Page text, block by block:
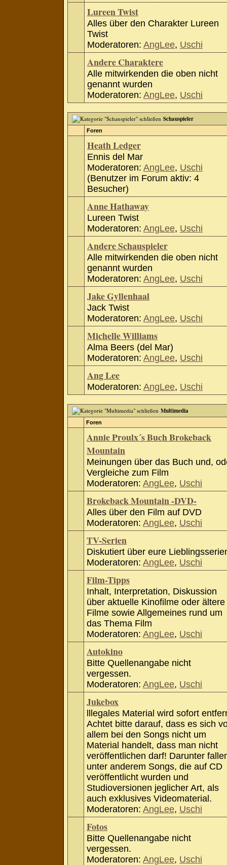
Lureen Twist
Alles über den Charakter Lureen
Twist
Moderatoren: AngLee, Uschi
Andere Charaktere
Alle mitwirkenden die oben nicht
genannt wurden
Moderatoren: AngLee, Uschi
Schauspieler
Foren
Heath Ledger
Ennis del Mar
Moderatoren: AngLee, Uschi
(Benutzer im Forum aktiv: 4
Besucher)
Anne Hathaway
Lureen Twist
Moderatoren: AngLee, Uschi
Andere Schauspieler
Alle mitwirkenden die oben nicht
genannt wurden
Moderatoren: AngLee, Uschi
Jake Gyllenhaal
Jack Twist
Moderatoren: AngLee, Uschi
Michelle Williams
Alma Beers (del Mar)
Moderatoren: AngLee, Uschi
Ang Lee
Moderatoren: AngLee, Uschi
Multimedia
Foren
Annie Proulx´s Buch Brokeback
Mountain
Meinungen über das Buch und,
Vergleiche zum Film
Moderatoren: AngLee, Uschi
Brokeback Mountain -DVD-
Alles über den Film auf DVD
Moderatoren: AngLee, Uschi
TV-Serien
Diskutiert über eure
Moderatoren: AngLee, Uschi
Film-Tipps
Inhalt, Interpretation, Diskussion
über aktuelle Kinofilme oder ältere
Filme sowie Allgemeines rund um
das Thema Film
Moderatoren: AngLee, Uschi
Autokino
Bitte Quellenangabe nicht
vergessen.
Moderatoren: AngLee, Uschi
Jukebox
lllegales Material wird sofort
Achtet bitte darauf, dass es sich
allem bei den Songs nicht um
Material handelt, dass man nicht
veröffentlichen darf! Darunter
unter anderem Songs, die auf CD
veröffentlicht wurden und
Studioversionen jeglicher Art, als
auch exklusives Videomaterial.
Moderatoren: AngLee, Uschi
Fotos
Bitte Quellenangabe nicht
vergessen.
Moderatoren: AngLee, Uschi